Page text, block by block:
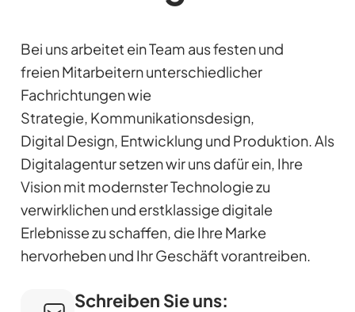
Bei uns arbeitet ein Team aus festen und
freien Mitarbeitern unterschiedlicher
Fachrichtungen wie
Strategie, Kommunikationsdesign,
Digital Design, Entwicklung und Produktion. Als
Digitalagentur setzen wir uns dafür ein, Ihre
Vision mit modernster Technologie zu
verwirklichen und erstklassige digitale
Erlebnisse zu schaffen, die Ihre Marke
hervorheben und Ihr Geschäft vorantreiben.
Schreiben Sie uns: